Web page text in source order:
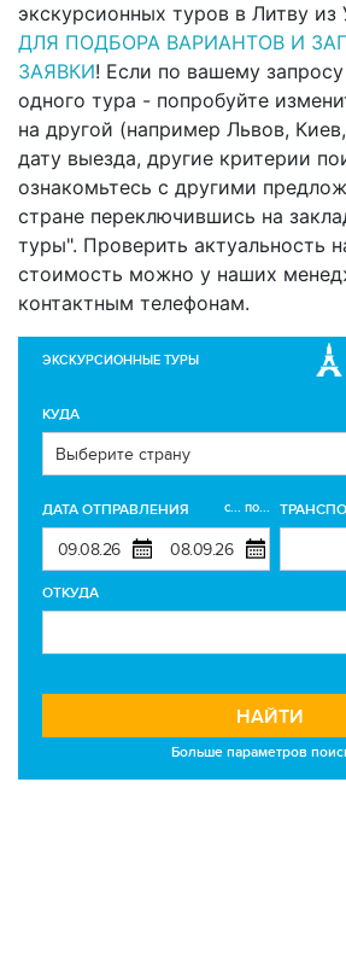
экскурсионных туров в Литву из
ДЛЯ ПОДБОРА ВАРИАНТОВ И
ЗАЯВКИ! Если по вашему
одного тура - попробуйте
на другой (например Львов,
дату выезда, другие критерии
ознакомьтесь с другими
стране переключившись на
туры". Проверить актуальность
стоимость можно у наших
контактным телефонам.
ЭКСКУРСИОННЫЕ ТУРЫ
КУДА
ДАТА ОТПРАВЛЕНИЯ с... по...
ОТКУДА
НАЙТИ
Больше параметров